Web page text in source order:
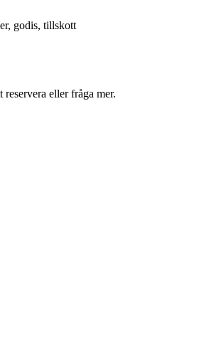
godis, tillskott
eller fråga mer.